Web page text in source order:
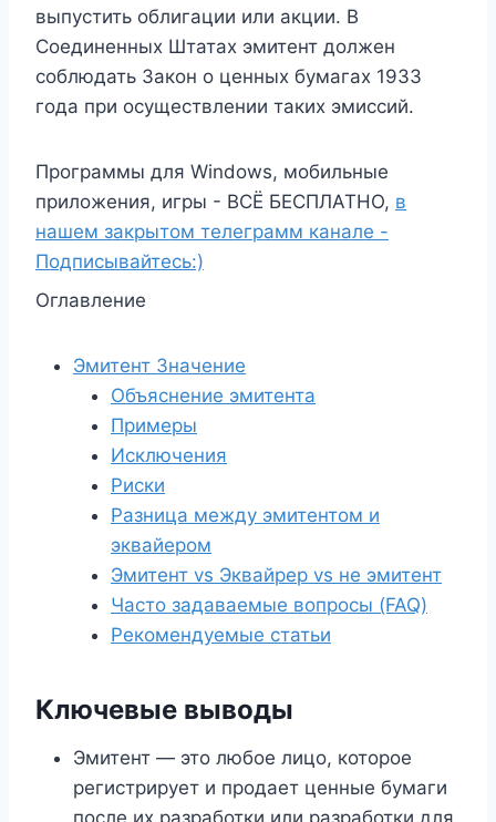
выпустить облигации или акции. В
Соединенных Штатах эмитент должен
соблюдать Закон о ценных бумагах 1933
года при осуществлении таких эмиссий.
Программы для Windows, мобильные
приложения, игры - ВСЁ БЕСПЛАТНО, в
нашем закрытом телеграмм канале -
Подписывайтесь:)
Оглавление
Эмитент Значение
Объяснение эмитента
Примеры
Исключения
Риски
Разница между эмитентом и
эквайером
Эмитент vs Эквайрер vs не эмитент
Часто задаваемые вопросы (FAQ)
Рекомендуемые статьи
Ключевые выводы
Эмитент — это любое лицо, которое
регистрирует и продает ценные бумаги